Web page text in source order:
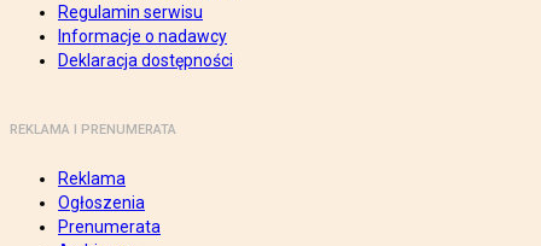
Regulamin serwisu
Informacje o nadawcy
Deklaracja dostępności
REKLAMA I PRENUMERATA
Reklama
Ogłoszenia
Prenumerata